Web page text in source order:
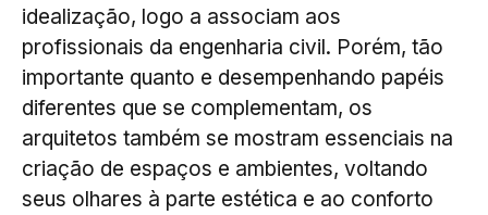
idealização, logo a associam aos
profissionais da engenharia civil. Porém, tão
importante quanto e desempenhando papéis
diferentes que se complementam, os
arquitetos também se mostram essenciais na
criação de espaços e ambientes, voltando
seus olhares à parte estética e ao conforto